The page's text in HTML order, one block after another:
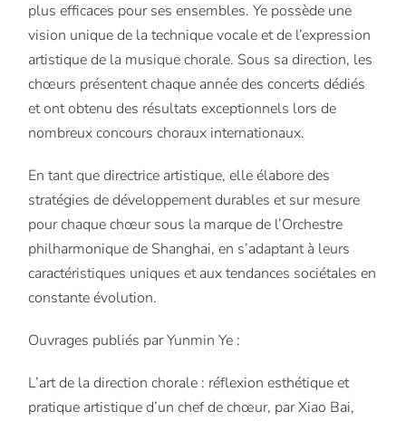
plus efficaces pour ses ensembles. Ye possède une
vision unique de la technique vocale et de l’expression
artistique de la musique chorale. Sous sa direction, les
chœurs présentent chaque année des concerts dédiés
et ont obtenu des résultats exceptionnels lors de
nombreux concours choraux internationaux.
En tant que directrice artistique, elle élabore des
stratégies de développement durables et sur mesure
pour chaque chœur sous la marque de l’Orchestre
philharmonique de Shanghai, en s’adaptant à leurs
caractéristiques uniques et aux tendances sociétales en
constante évolution.
Ouvrages publiés par Yunmin Ye :
L’art de la direction chorale : réflexion esthétique et
pratique artistique d’un chef de chœur, par Xiao Bai,